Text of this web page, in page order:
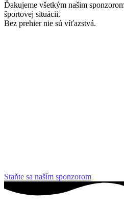
Ďakujeme všetkým našim
športovej situácii.
Bez prehier nie sú víťazstvá.
Staňte sa naším sponzorom